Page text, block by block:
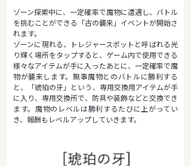
ゾーン探索中に、一定確率で魔物に遭遇し、バトル
を挑むことができる「古の襲来」イベントが開始さ
れます。
ゾーンに現れる、トレジャースポットと呼ばれる光
り輝く場所をタップすると、ゲーム内で使用できる
様々なアイテムが手に入ったあとに、一定確率で魔
物が襲来します。無事魔物とのバトルに勝利する
と、「琥珀の牙」という、専用交換用アイテムが手
に入り、専用交換所で、防具や装飾などと交換でき
ます。魔物のレベルは勝利するたびに上がってい
き、報酬もレベルアップしていきます。